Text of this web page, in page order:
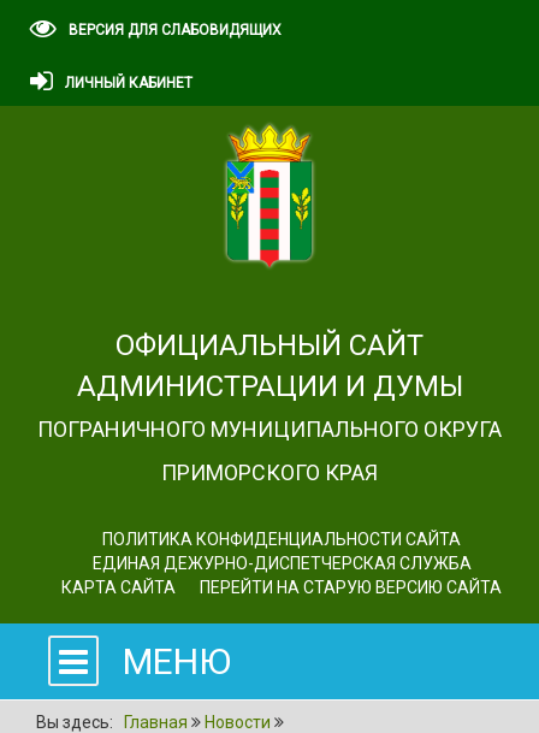
ВЕРСИЯ ДЛЯ СЛАБОВИДЯЩИХ
ЛИЧНЫЙ КАБИНЕТ
ОФИЦИАЛЬНЫЙ САЙТ
АДМИНИСТРАЦИИ И ДУМЫ
ПОГРАНИЧНОГО МУНИЦИПАЛЬНОГО ОКРУГА
ПРИМОРСКОГО КРАЯ
ПОЛИТИКА КОНФИДЕНЦИАЛЬНОСТИ САЙТА
ЕДИНАЯ ДЕЖУРНО-ДИСПЕТЧЕРСКАЯ СЛУЖБА
КАРТА САЙТА
ПЕРЕЙТИ НА СТАРУЮ ВЕРСИЮ САЙТА
МЕНЮ
Вы здесь: Главная
Новости